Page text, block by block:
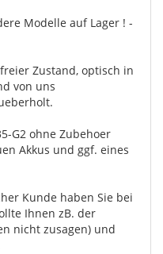
Modelle auf Lager ! -
Zustand, optisch in
von uns
G2 ohne Zubehoer
Akkus und ggf. eines
Kunde haben Sie bei
Ihnen zB. der
nicht zusagen) und